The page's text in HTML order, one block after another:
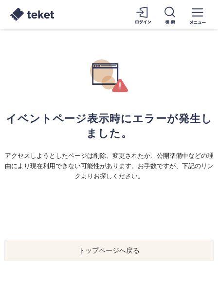
イベントページ表示時にエラーが発生し
ました。
アクセスしようとしたページは削除、変更されたか、公開準備中などの理
由により現在利用できない可能性があります。お手数ですが、下記のリン
クよりお探しください。
トップページへ戻る